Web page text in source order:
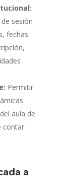
sesión
fechas
Permitir
aula de
contar
a